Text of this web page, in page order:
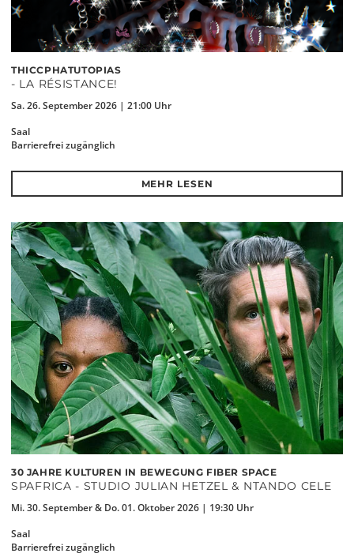
THICCPHATUTOPIAS
- LA RÉSISTANCE!
Sa. 26. September 2026 | 21:00 Uhr
Saal
Barrierefrei zugänglich
MEHR LESEN
30 JAHRE KULTUREN IN BEWEGUNG FIBER SPACE
SPAFRICA - STUDIO JULIAN HETZEL & NTANDO CELE
Mi. 30. September & Do. 01. Oktober 2026 | 19:30 Uhr
Saal
Barrierefrei zugänglich